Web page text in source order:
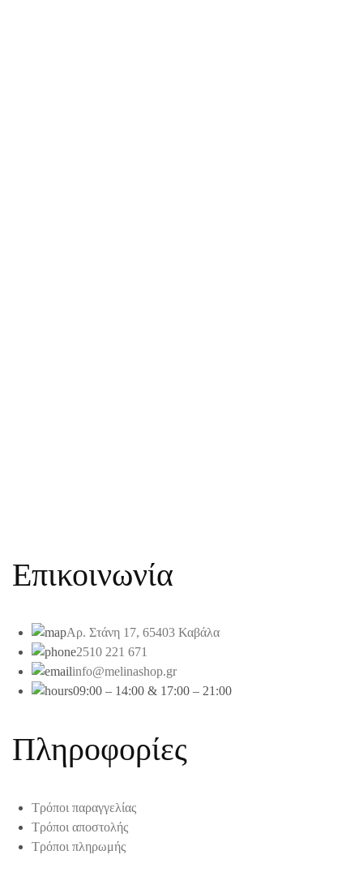
Επικοινωνία
Αρ. Στάνη 17, 65403 Καβάλα
2510 221 671
info@melinashop.gr
09:00 – 14:00 & 17:00 – 21:00
Πληροφορίες
Τρόποι παραγγελίας
Τρόποι αποστολής
Τρόποι πληρωμής